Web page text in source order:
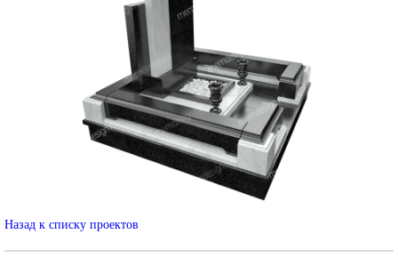
Назад к списку проектов